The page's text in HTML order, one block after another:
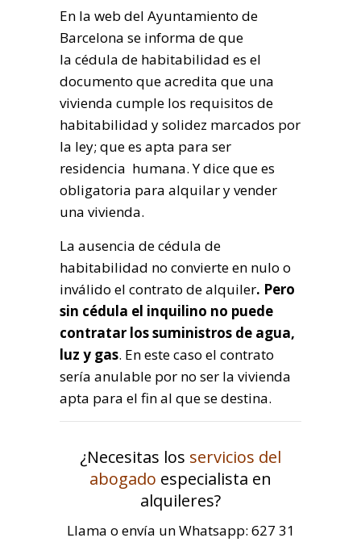
En la web del Ayuntamiento de
Barcelona se informa de que
la cédula de habitabilidad es el
documento que acredita que una
vivienda cumple los requisitos de
habitabilidad y solidez marcados por
la ley; que es apta para ser
residencia humana. Y dice que es
obligatoria para alquilar y vender
una vivienda.
La ausencia de cédula de
habitabilidad no convierte en nulo o
inválido el contrato de alquiler. Pero
sin cédula el inquilino no puede
contratar los suministros de agua,
luz y gas. En este caso el contrato
sería anulable por no ser la vivienda
apta para el fin al que se destina.
¿Necesitas los servicios del
abogado especialista en
alquileres?
Llama o envía un Whatsapp: 627 31